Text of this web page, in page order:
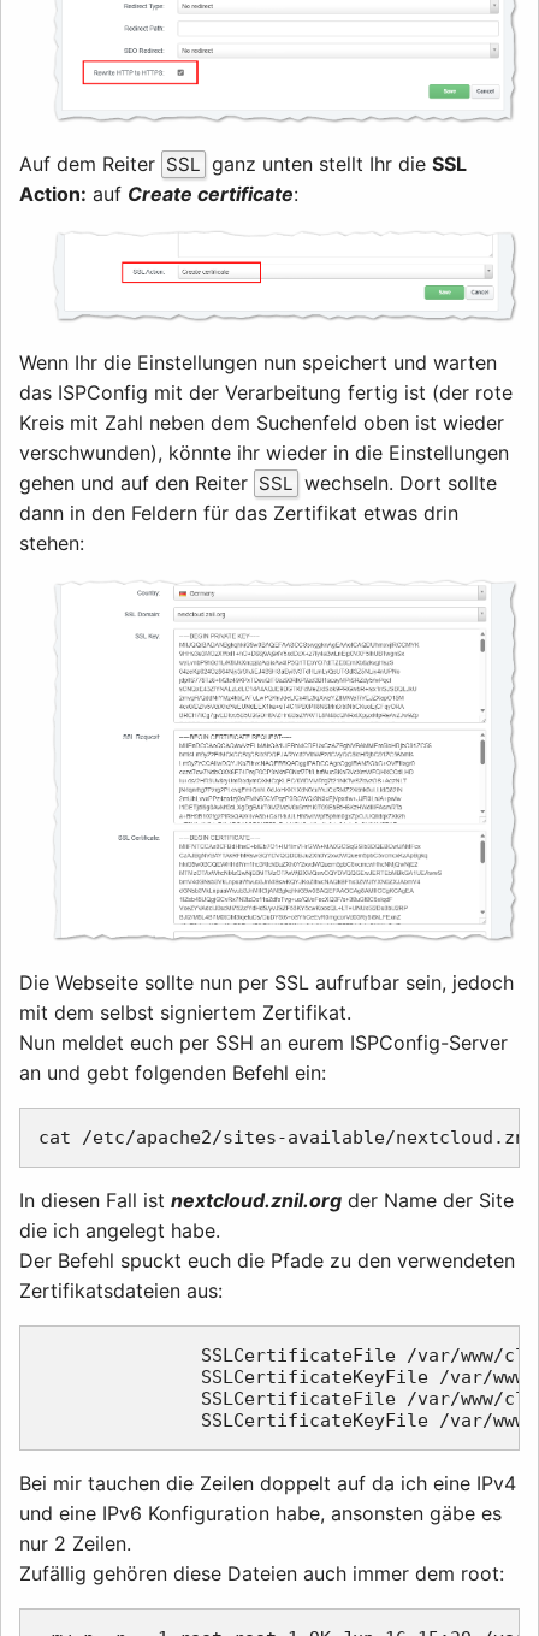
Auf dem Reiter SSL ganz unten stellt Ihr die SSL
Action: auf Create certificate:
Wenn Ihr die Einstellungen nun speichert und warten
das ISPConfig mit der Verarbeitung fertig ist (der rote
Kreis mit Zahl neben dem Suchenfeld oben ist wieder
verschwunden), könnte ihr wieder in die Einstellungen
gehen und auf den Reiter SSL wechseln. Dort sollte
dann in den Feldern für das Zertifikat etwas drin
stehen:
Die Webseite sollte nun per SSL aufrufbar sein, jedoch
mit dem selbst signiertem Zertifikat.
Nun meldet euch per SSH an eurem ISPConfig-Server
an und gebt folgenden Befehl ein:
In diesen Fall ist nextcloud.znil.org der Name der Site
die ich angelegt habe.
Der Befehl spuckt euch die Pfade zu den verwendeten
Zertifikatsdateien aus:
SSLCertificateFile /var/www/
SSLCertificateKeyFile /var/
SSLCertificateFile /var/www/
Bei mir tauchen die Zeilen doppelt auf da ich eine IPv4
und eine IPv6 Konfiguration habe, ansonsten gäbe es
nur 2 Zeilen.
Zufällig gehören diese Dateien auch immer dem root: